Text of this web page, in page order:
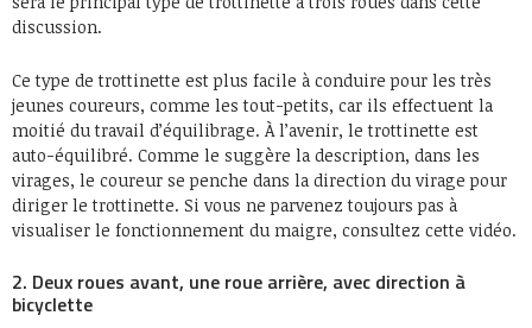
discussion.
Ce type de trottinette est plus facile à conduire pour les très
jeunes coureurs, comme les tout-petits, car ils effectuent la
moitié du travail d’équilibrage. À l’avenir, le trottinette est
auto-équilibré. Comme le suggère la description, dans les
virages, le coureur se penche dans la direction du virage pour
diriger le trottinette. Si vous ne parvenez toujours pas à
visualiser le fonctionnement du maigre, consultez cette vidéo.
2. Deux roues avant, une roue arrière, avec direction à
bicyclette